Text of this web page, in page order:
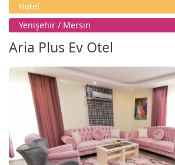
Hotel
Yenişehir / Mersin
Aria Plus Ev Otel